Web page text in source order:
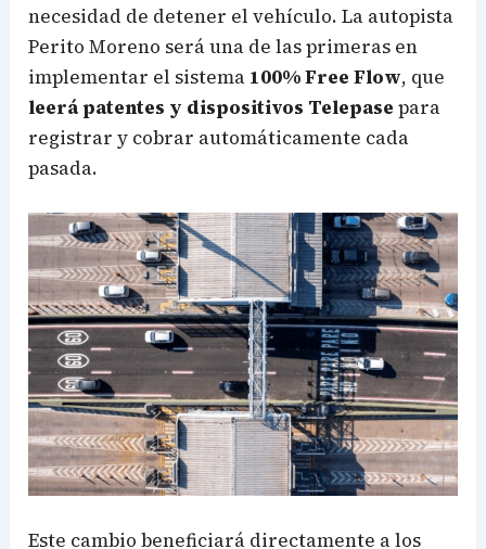
necesidad de detener el vehículo. La autopista
Perito Moreno será una de las primeras en
implementar el sistema 100% Free Flow, que
leerá patentes y dispositivos Telepase para
registrar y cobrar automáticamente cada
pasada.
Este cambio beneficiará directamente a los